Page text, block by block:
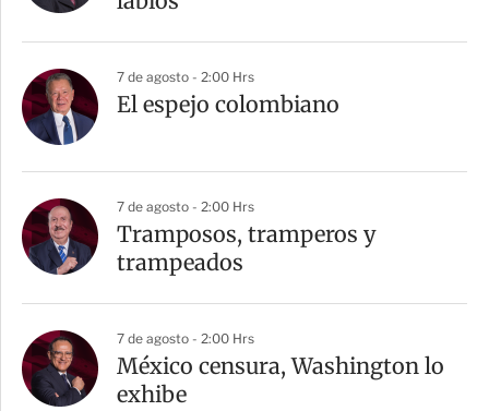
7 de agosto - 2:00 Hrs
El espejo colombiano
7 de agosto - 2:00 Hrs
Tramposos, tramperos y
trampeados
7 de agosto - 2:00 Hrs
México censura, Washington lo
exhibe